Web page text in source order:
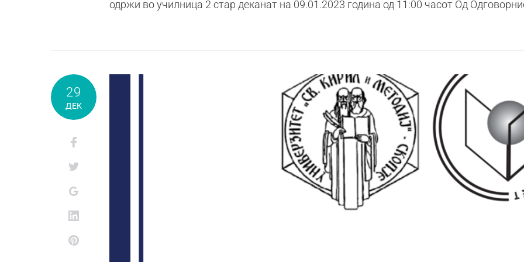
одржи во училница 2 стар деканат на 09.01.2023 година од 11:00 часот Од
29
ДЕК